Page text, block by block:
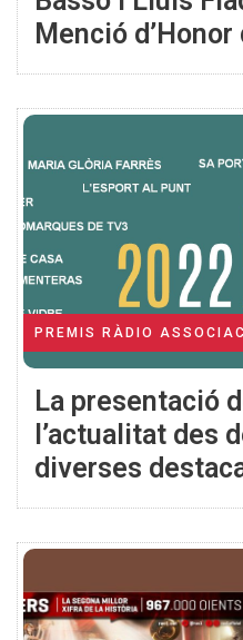
Menció
Ràdio
PREMIS RÀDIO
La presentació
l’actualitat des
diverses destaca entre els
guanyadors
Ràdio